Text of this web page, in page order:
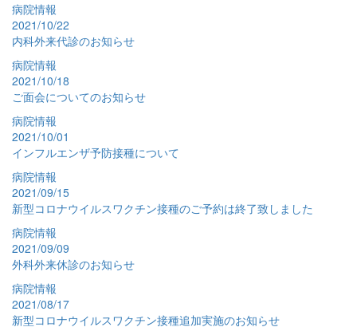
病院情報
2021/10/22
内科外来代診のお知らせ
病院情報
2021/10/18
ご面会についてのお知らせ
病院情報
2021/10/01
インフルエンザ予防接種について
病院情報
2021/09/15
新型コロナウイルスワクチン接種のご予約は終了致しました
病院情報
2021/09/09
外科外来休診のお知らせ
病院情報
2021/08/17
新型コロナウイルスワクチン接種追加実施のお知らせ